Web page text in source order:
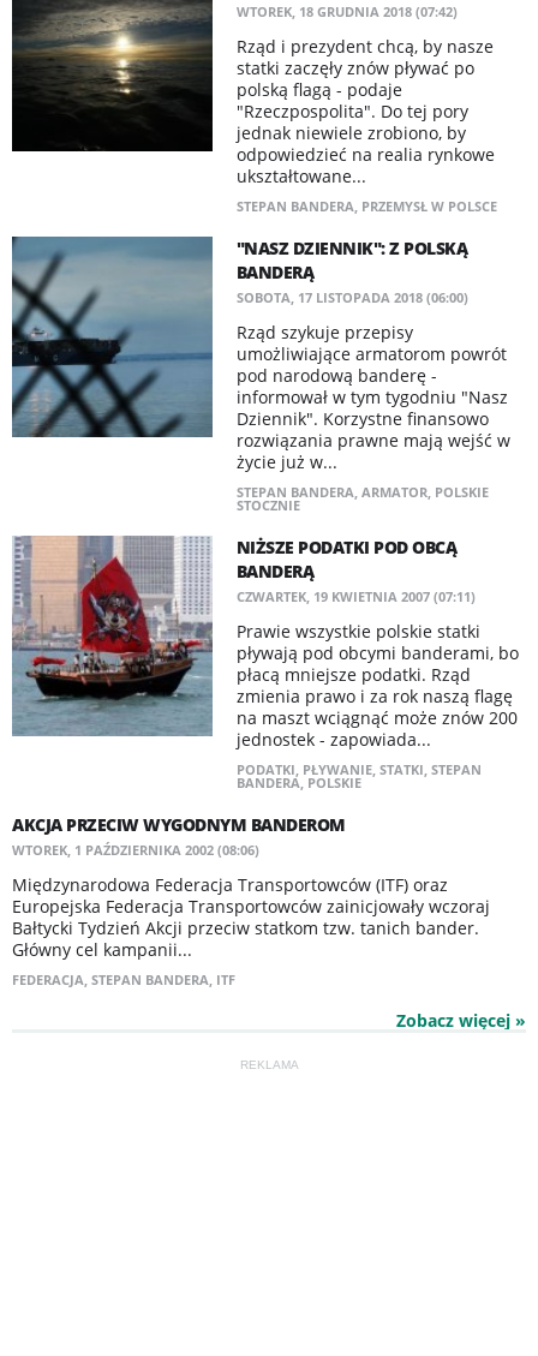
WTOREK, 18 GRUDNIA 2018 (07:42)
Rząd i prezydent chcą, by nasze
statki zaczęły znów pływać po
polską flagą - podaje
"Rzeczpospolita". Do tej pory
jednak niewiele zrobiono, by
odpowiedzieć na realia rynkowe
ukształtowane...
STEPAN BANDERA, PRZEMYSŁ W POLSCE
"NASZ DZIENNIK": Z POLSKĄ
BANDERĄ
SOBOTA, 17 LISTOPADA 2018 (06:00)
Rząd szykuje przepisy
umożliwiające armatorom powrót
pod narodową banderę -
informował w tym tygodniu "Nasz
Dziennik". Korzystne finansowo
rozwiązania prawne mają wejść w
życie już w...
STEPAN BANDERA, ARMATOR, POLSKIE
STOCZNIE
NIŻSZE PODATKI POD OBCĄ
BANDERĄ
CZWARTEK, 19 KWIETNIA 2007 (07:11)
Prawie wszystkie polskie statki
pływają pod obcymi banderami, bo
płacą mniejsze podatki. Rząd
zmienia prawo i za rok naszą flagę
na maszt wciągnąć może znów 200
jednostek - zapowiada...
PODATKI, PŁYWANIE, STATKI, STEPAN
BANDERA, POLSKIE
AKCJA PRZECIW WYGODNYM BANDEROM
WTOREK, 1 PAŹDZIERNIKA 2002 (08:06)
Międzynarodowa Federacja Transportowców (ITF) oraz
Europejska Federacja Transportowców zainicjowały wczoraj
Bałtycki Tydzień Akcji przeciw statkom tzw. tanich bander.
Główny cel kampanii...
FEDERACJA, STEPAN BANDERA, ITF
Zobacz więcej »
REKLAMA